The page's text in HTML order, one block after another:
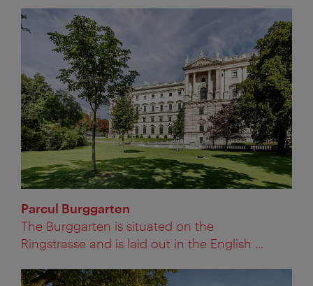
Parcul Burggarten
The Burggarten is situated on the
Ringstrasse and is laid out in the English ...